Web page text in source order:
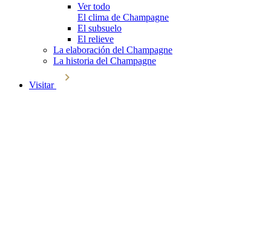
Ver todo
El clima de Champagne
El subsuelo
El relieve
La elaboración del Champagne
La historia del Champagne
Visitar